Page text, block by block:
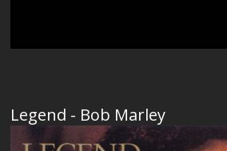
Legend - Bob Marley